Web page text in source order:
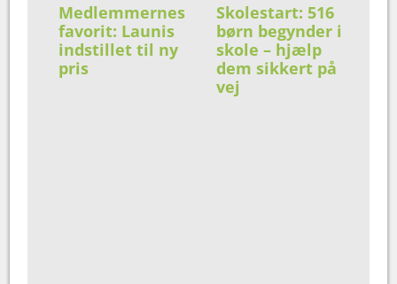
Medlemmernes
favorit: Launis
indstillet til ny
pris
Skolestart: 516
børn begynder i
skole – hjælp
dem sikkert på
vej